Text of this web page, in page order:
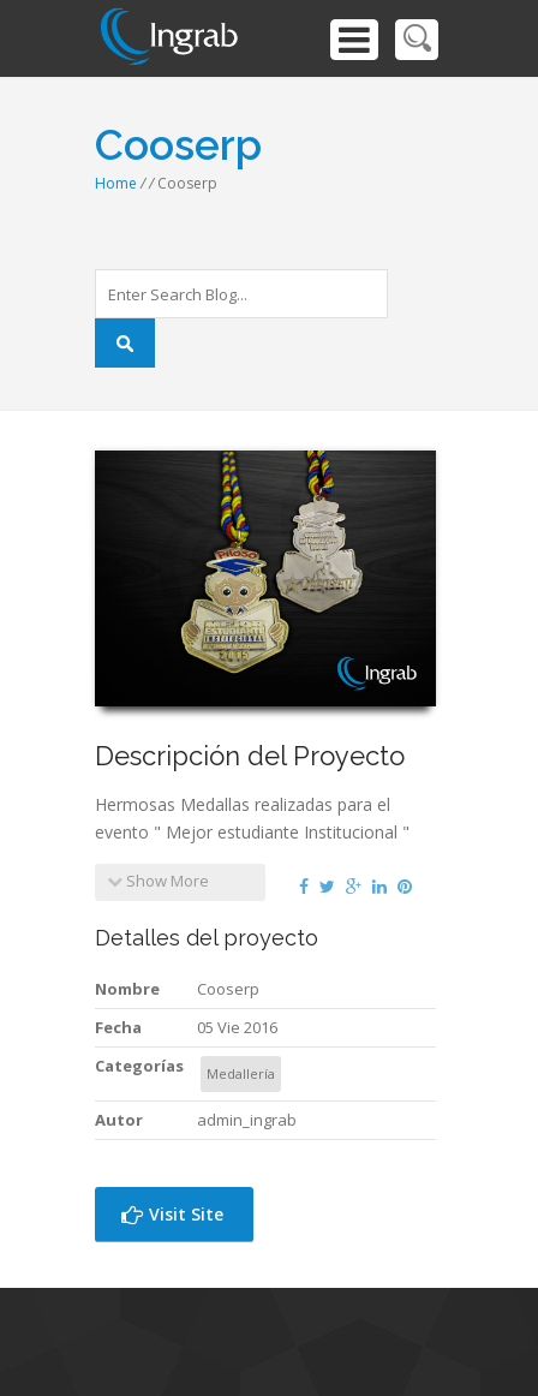
Cooserp
Home // Cooserp
Descripción del Proyecto
Hermosas Medallas realizadas para el
evento " Mejor estudiante Institucional "
Show More
Detalles del proyecto
Nombre
Cooserp
Fecha
05 Vie 2016
Categorías
Medallería
Autor admin_ingrab
Visit Site